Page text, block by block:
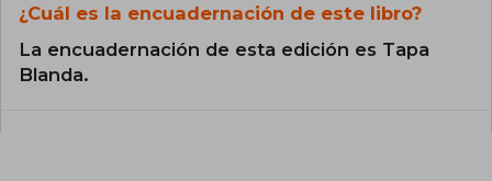
¿Cuál es la encuadernación de este libro?
La encuadernación de esta edición es Tapa
Blanda.